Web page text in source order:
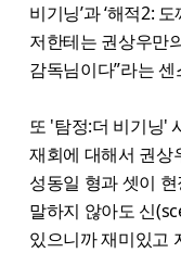
비기닝’과 ‘해적2:
저한테는 권상우만
감독님이다”라는
또 '탐정:더 비기닝'
재회에 대해서 권상
성동일 형과 셋이
말하지 않아도 신
있으니까 재미있고